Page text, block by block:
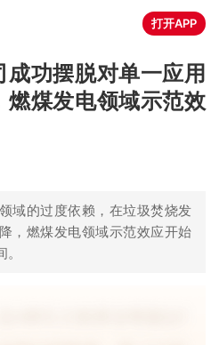
打开APP
成功摆脱对单一应用
煤发电领域示范效
域的过度依赖，在垃圾焚烧发
，燃煤发电领域示范效应开始